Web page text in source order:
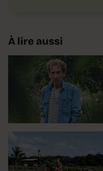
À lire aussi